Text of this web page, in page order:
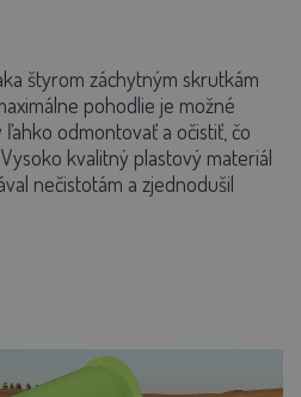
štyrom záchytným skrutkám
pohodlie je možné
odmontovať a očistiť, čo
kvalitný plastový materiál
nečistotám a zjednodušil